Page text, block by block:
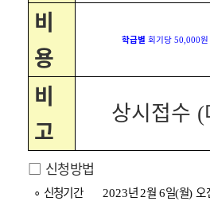
비
용
학급별 회기당 50,000원
비
고
상시접수 (
□ 신청방법
∘ 신청기간 2023년2월 6일(월) 오